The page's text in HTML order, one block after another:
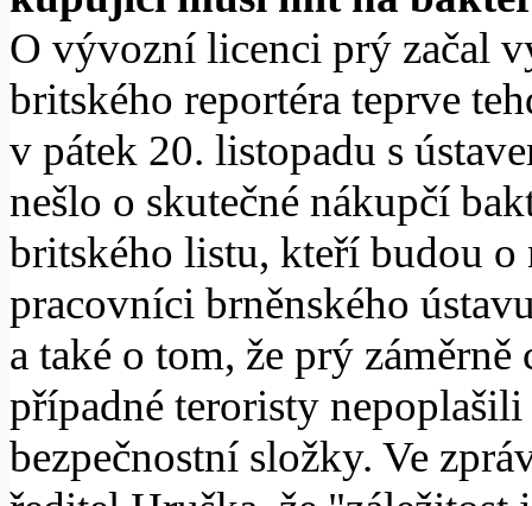
O vývozní licenci prý začal
britského reportéra teprve
v pátek 20. listopadu s
nešlo o skutečné nákupčí
britského listu, kteří budou o
pracovníci brněnského
a také o tom, že prý
případné teroristy
bezpečnostní složky. Ve